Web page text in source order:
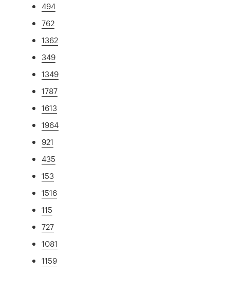
494
762
1362
349
1349
1787
1613
1964
921
435
153
1516
115
727
1081
1159